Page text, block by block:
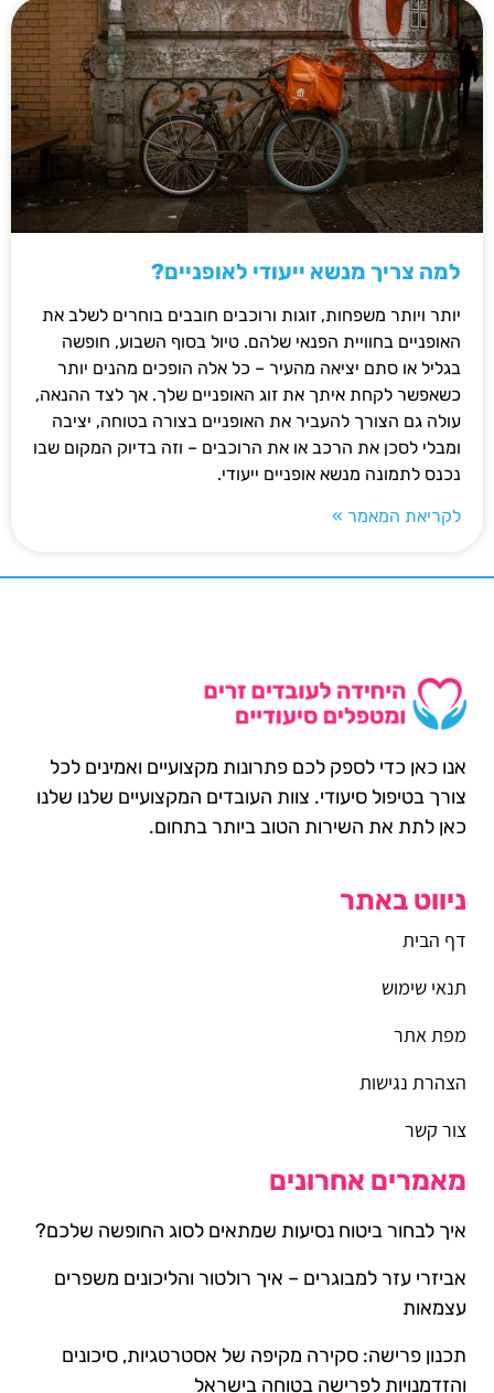
למה צריך מנשא ייעודי לאופניים?
יותר ויותר משפחות, זוגות ורוכבים חובבים בוחרים לשלב את
האופניים בחוויית הפנאי שלהם. טיול בסוף השבוע, חופשה
בגליל או סתם יציאה מהעיר – כל אלה הופכים מהנים יותר
כשאפשר לקחת איתך את זוג האופניים שלך. אך לצד ההנאה,
עולה גם הצורך להעביר את האופניים בצורה בטוחה, יציבה
ומבלי לסכן את הרכב או את הרוכבים – וזה בדיוק המקום שבו
נכנס לתמונה מנשא אופניים ייעודי.
לקריאת המאמר »
אנו כאן כדי לספק לכם פתרונות מקצועיים ואמינים לכל
צורך בטיפול סיעודי. צוות העובדים המקצועיים שלנו שלנו
כאן לתת את השירות הטוב ביותר בתחום.
ניווט באתר
דף הבית
תנאי שימוש
מפת אתר
הצהרת נגישות
צור קשר
מאמרים אחרונים
איך לבחור ביטוח נסיעות שמתאים לסוג החופשה שלכם?
אביזרי עזר למבוגרים – איך רולטור והליכונים משפרים
עצמאות
תכנון פרישה: סקירה מקיפה של אסטרטגיות, סיכונים
והזדמנויות לפרישה בטוחה בישראל